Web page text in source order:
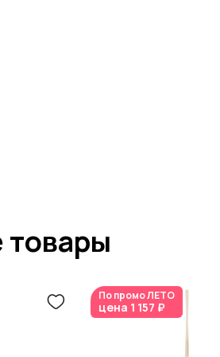
По промоЛЕТО
цена 1 157 ₽